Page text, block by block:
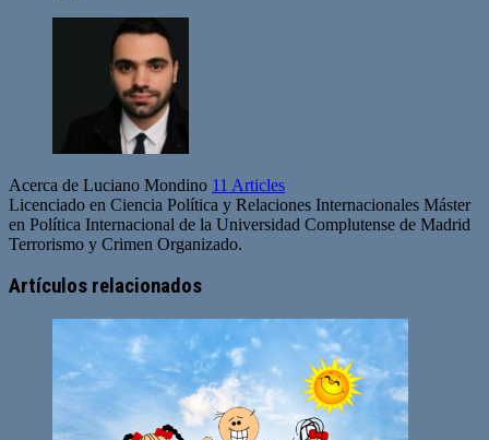
Acerca de Luciano Mondino 11 Articles
Licenciado en Ciencia Política y Relaciones Internacionales Máster
en Política Internacional de la Universidad Complutense de Madrid
Terrorismo y Crimen Organizado.
Artículos relacionados